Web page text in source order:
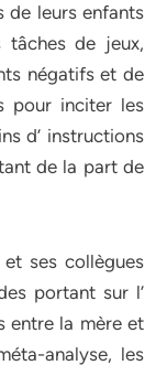
de leurs enfants
de jeux,
négatifs et de
pour inciter les
d’ instructions
de la part de
ses collègues
portant sur l’
entre la mère et
analyse, les